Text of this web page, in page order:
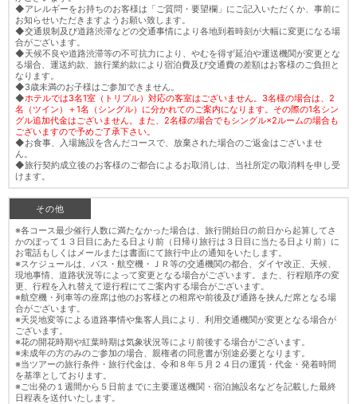
◆アレルギーをお持ちのお客様は「ご質問・要望欄」にご記入いただくか、事前に
お知らせいただきますようお願い致します。
◆交通規制及び道路渋滞などの交通事情により各地到着時刻が大幅に変更になる場
合がございます。
◆天候不良や道路渋滞等の不可抗力により、やむを得ず延泊や運送機関が変更とな
る場合、運送約款、旅行業約款により宿泊費及び交通費の差額はお客様のご負担と
なります。
◆3歳未満のお子様はご参加できません。
◆ホテルでは3名1室（トリプル）対応の客室はございません。3名様の場合は、2
名（ツイン）＋1名（シングル）に分かれてのご案内になります。その際の1名シン
グル追加代金はございません。また、2名様の場合でもシングル×2ルームの場合も
ございますので予めご了承下さい。
◆お食事、入場施設を含んだコースで、放棄された場合のご返金はございませ
ん。
◆旅行契約成立後のお客様のご都合によるお取消しは、当社所定の取消料を申し受
けます。
その他
※各コース最少催行人数に満たなかった場合は、旅行開始日の前日から起算してさ
かのぼって１３日目にあたる日より前（日帰り旅行は３日目に当たる日より前）に
お電話もしくはメールまたは書面にて旅行中止の通知をいたします。
※スケジュールは、バス・航空機・ＪＲ等の交通機関の都合、ダイヤ改正、天候、
現地事情、道路状況等によって変更となる場合がございます。また、行程順序の変
更、行程を入れ替えて逆行程にてご案内する場合がございます。
※航空機・列車等の座席は他のお客様との相席や前後及び通路を挟んだ席となる場
合がございます。
※天災地変等による道路事情や集客人員により、利用交通機関が変更となる場合が
ございます。
※花の開花時期や紅葉時期は気象状況等により前後する場合がございます。
※未成年の方のみのご参加の場合、親権者の同意書が別途必要となります。
※当ツアーの旅行条件・旅行代金は、令和８年５月２４日の運賃・代金・発着時間
を基準としております。
※ご出発の１週間から５日前までに主要運送機関・宿泊施設名などを記載した最終
日程表を送付いたします。